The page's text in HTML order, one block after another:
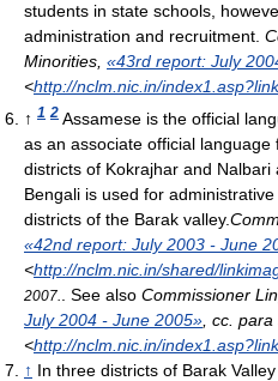
students in state schools,
administration and recruitment.
Minorities, «43rd report: July
<http://nclm.nic.in/
↑ 1 2 Assamese is the official
as an associate official
districts of Kokrajhar and Nalbari
Bengali is used for
districts of the Barak valley.
«42nd report: July 2003 - June
<http://nclm.nic.in/shared/
2007.
. See also Commissioner
July 2004 - June 2005» , сс.
<http://nclm.nic.in/
↑ In three districts of Barak Valley